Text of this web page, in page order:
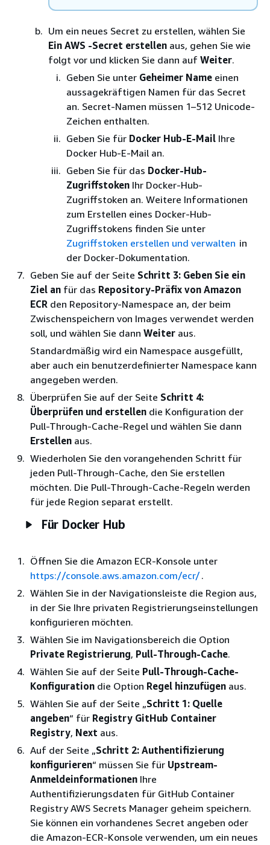
Um ein neues Secret zu erstellen, wählen Sie
Ein AWS -Secret erstellen aus, gehen Sie wie
folgt vor und klicken Sie dann auf Weiter.
Geben Sie unter Geheimer Name einen
aussagekräftigen Namen für das Secret
an. Secret-Namen müssen 1–512 Unicode-
Zeichen enthalten.
Geben Sie für Docker Hub-E-Mail Ihre
Docker Hub-E-Mail an.
Geben Sie für das Docker-Hub-
Zugriffstoken Ihr Docker-Hub-
Zugriffstoken an. Weitere Informationen
zum Erstellen eines Docker-Hub-
Zugriffstokens finden Sie unter
Zugriffstoken erstellen und verwalten in
der Docker-Dokumentation.
Geben Sie auf der Seite Schritt 3: Geben Sie ein
Ziel an für das Repository-Präfix von Amazon
ECR den Repository-Namespace an, der beim
Zwischenspeichern von Images verwendet werden
soll, und wählen Sie dann Weiter aus.
Standardmäßig wird ein Namespace ausgefüllt,
aber auch ein benutzerdefinierter Namespace kann
angegeben werden.
Überprüfen Sie auf der Seite Schritt 4:
Überprüfen und erstellen die Konfiguration der
Pull-Through-Cache-Regel und wählen Sie dann
Erstellen aus.
Wiederholen Sie den vorangehenden Schritt für
jeden Pull-Through-Cache, den Sie erstellen
möchten. Die Pull-Through-Cache-Regeln werden
für jede Region separat erstellt.
Für Docker Hub
Öffnen Sie die Amazon ECR-Konsole unter
https://console.aws.amazon.com/ecr/.
Wählen Sie in der Navigationsleiste die Region aus,
in der Sie Ihre privaten Registrierungseinstellungen
konfigurieren möchten.
Wählen Sie im Navigationsbereich die Option
Private Registrierung, Pull-Through-Cache.
Wählen Sie auf der Seite Pull-Through-Cache-
Konfiguration die Option Regel hinzufügen aus.
Wählen Sie auf der Seite „Schritt 1: Quelle
angeben“ für Registry GitHub Container
Registry, Next aus.
Auf der Seite „Schritt 2: Authentifizierung
konfigurieren“ müssen Sie für Upstream-
Anmeldeinformationen Ihre
Authentifizierungsdaten für GitHub Container
Registry AWS Secrets Manager geheim speichern.
Sie können ein vorhandenes Secret angeben oder
die Amazon-ECR-Konsole verwenden, um ein neues